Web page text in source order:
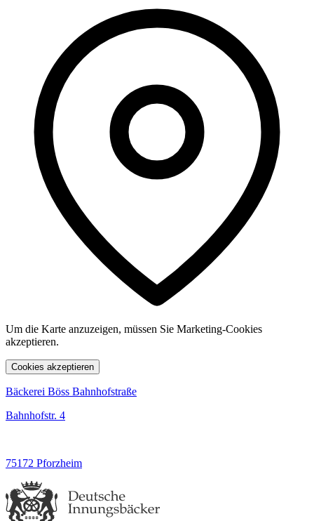
Um die Karte anzuzeigen, müssen Sie Marketing-Cookies
akzeptieren.
Cookies akzeptieren
Bäckerei Böss Bahnhofstraße
Bahnhofstr. 4
75172 Pforzheim